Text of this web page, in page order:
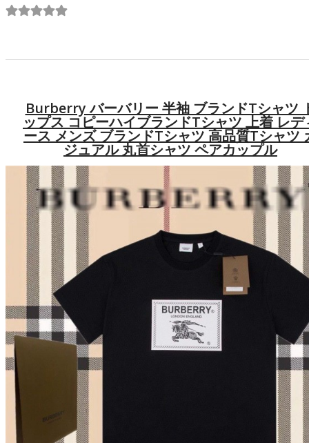
Burberry バーバリー 半袖 ブランドtシャツ
ップス コピーハイブランドtシャツ 上着 レデ
ース メンズ ブランドtシャツ 高品質Tシャツ
ジュアル 丸首シャツ ペアカップル